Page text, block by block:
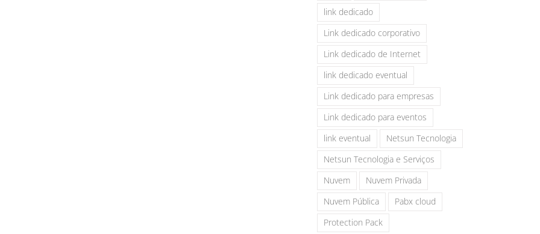
link dedicado
Link dedicado corporativo
Link dedicado de Internet
link dedicado eventual
Link dedicado para empresas
Link dedicado para eventos
link eventual
Netsun Tecnologia
Netsun Tecnologia e Serviços
Nuvem
Nuvem Privada
Nuvem Pública
Pabx cloud
Protection Pack